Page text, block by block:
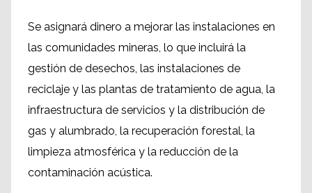
Se asignará dinero a mejorar las instalaciones en
las comunidades mineras, lo que incluirá la
gestión de desechos, las instalaciones de
reciclaje y las plantas de tratamiento de agua, la
infraestructura de servicios y la distribución de
gas y alumbrado, la recuperación forestal, la
limpieza atmosférica y la reducción de la
contaminación acústica.